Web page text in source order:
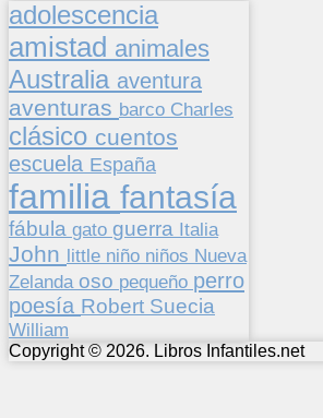
adolescencia
amistad animales
Australia aventura
aventuras barco Charles
clásico cuentos
escuela España
familia fantasía
fábula gato guerra Italia
John little niño niños Nueva
Zelanda oso pequeño perro
poesía Robert Suecia
William
Copyright © 2026. Libros Infantiles.net